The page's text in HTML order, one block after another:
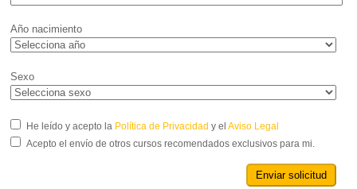
Año nacimiento
Sexo
He leído y acepto la Política de Privacidad y el Aviso Legal
Acepto el envío de otros cursos recomendados exclusivos para mi.
Enviar solicitud